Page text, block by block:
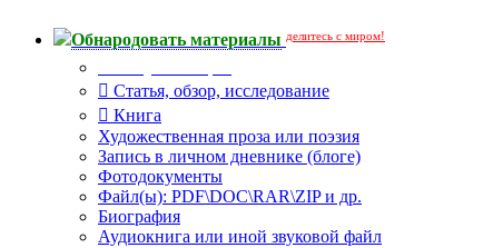
Обнародовать материалы делитесь с миром!
Статья, обзор, исследование
Книга
Художественная проза или поэзия
Запись в личном дневнике (блоге)
Фотодокументы
Файл(ы): PDF\DOC\RAR\ZIP и др.
Биография
Аудиокнига или иной звуковой файл